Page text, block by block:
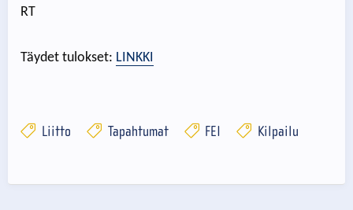
RT
Täydet tulokset: LINKKI
Liitto Tapahtumat FEI Kilpailu